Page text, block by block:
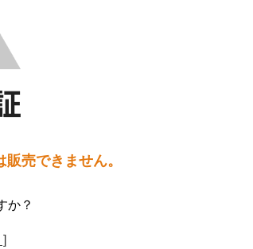
売できません。
か？